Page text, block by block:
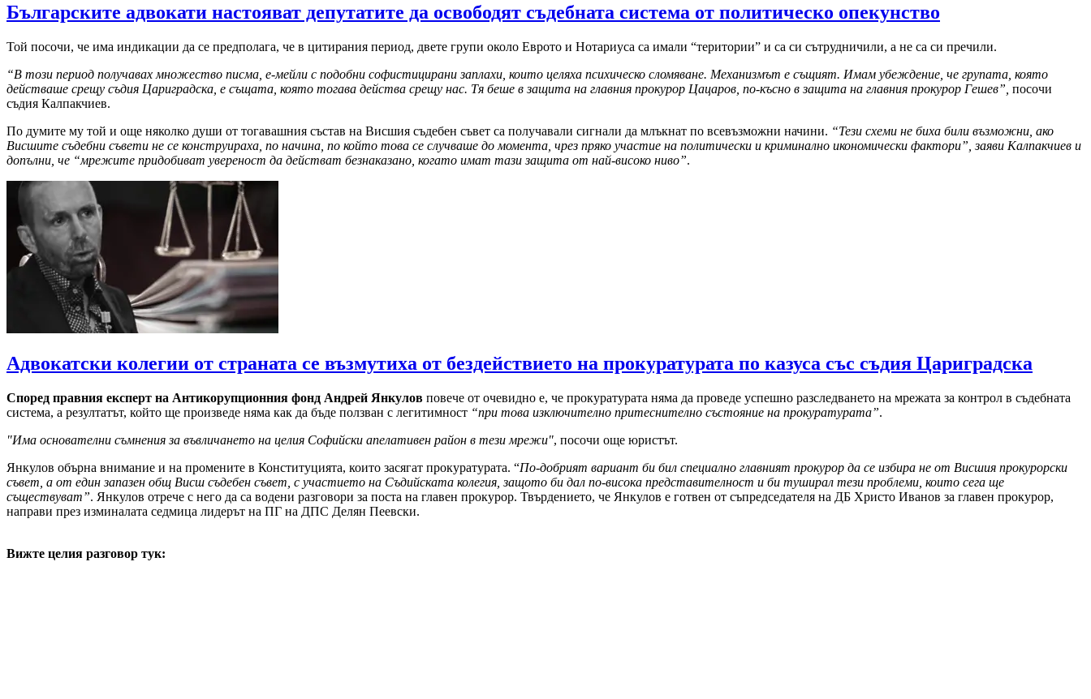
Българските адвокати настояват депутатите да освободят съдебната система от политическо опекунство
Той посочи, че има индикации да се предполага, че в цитирания период, двете групи около Еврото и Нотариуса са имали “територии” и са си сътрудничили, а не са си пречили.
“В този период получавах множество писма, е-мейли с подобни софистицирани заплахи, които целяха психическо сломяване. Механизмът е същият. Имам убеждение, че групата, която
действаше срещу съдия Цариградска, е същата, която тогава действа срещу нас. Тя беше в защита на главния прокурор Цацаров, по-късно в защита на главния прокурор Гешев”, посочи
съдия Калпакчиев.
По думите му той и още няколко души от тогавашния състав на Висшия съдебен съвет са получавали сигнали да млъкнат по всевъзможни начини. “Тези схеми не биха били възможни, ако
Висшите съдебни съвети не се конструираха, по начина, по който това се случваше до момента, чрез пряко участие на политически и криминално икономически фактори”, заяви Калпакчиев и
допълни, че “мрежите придобиват увереност да действат безнаказано, когато имат тази защита от най-високо ниво”.
Адвокатски колегии от страната се възмутиха от бездействието на прокуратурата по казуса със съдия Цариградска
Според правния експерт на Антикорупционния фонд Андрей Янкулов повече от очевидно е, че прокуратурата няма да проведе успешно разследването на мрежата за контрол в съдебната
система, а резултатът, който ще произведе няма как да бъде ползван с легитимност “при това изключително притеснително състояние на прокуратурата”.
"Има основателни съмнения за въвличането на целия Софийски апелативен район в тези мрежи", посочи още юристът.
Янкулов обърна внимание и на промените в Конституцията, които засягат прокуратурата. “По-добрият вариант би бил специално главният прокурор да се избира не от Висшия прокурорски
съвет, а от един запазен общ Висш съдебен съвет, с участието на Съдийската колегия, защото би дал по-висока представителност и би туширал тези проблеми, които сега ще
съществуват”. Янкулов отрече с него да са водени разговори за поста на главен прокурор. Твърдението, че Янкулов е готвен от съпредседателя на ДБ Христо Иванов за главен прокурор,
направи през изминалата седмица лидерът на ПГ на ДПС Делян Пеевски.
Вижте целия разговор тук: